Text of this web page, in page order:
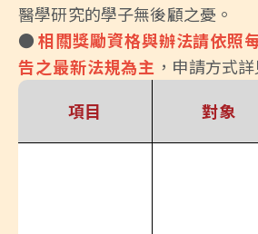
醫學研究的學子無後顧之憂。
●相關獎勵資格與辦法請依照
告之最新法規為主 ，申請方式
項目
對象